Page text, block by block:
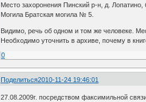
Место захоронения Пинский р-н, д.
Могила Братская могила № 5.
Видимо, речь об одном и том же человеке.
Необходимо уточнить в архиве, почему в
0
Поделиться2010-11-24 19:46:01
27.08.2009г. посредством факсимильной